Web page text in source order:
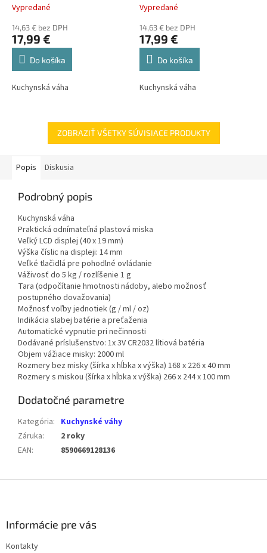
Vypredané
14,63 € bez DPH
17,99 €
Do košíka
Kuchynská váha
Vypredané
14,63 € bez DPH
17,99 €
Do košíka
Kuchynská váha
ZOBRAZIŤ VŠETKY SÚVISIACE PRODUKTY
Popis Diskusia
Podrobný popis
Kuchynská váha
Praktická odnímateľná plastová miska
Veľký LCD displej (40 x 19 mm)
Výška číslic na displeji: 14 mm
Veľké tlačidlá pre pohodlné ovládanie
Váživosť do 5 kg / rozlíšenie 1 g
Tara (odpočítanie hmotnosti nádoby, alebo možnosť
postupného dovažovania)
Možnosť voľby jednotiek (g / ml / oz)
Indikácia slabej batérie a preťaženia
Automatické vypnutie pri nečinnosti
Dodávané príslušenstvo: 1x 3V CR2032 lítiová batéria
Objem vážiace misky: 2000 ml
Rozmery bez misky (šírka x hĺbka x výška) 168 x 226 x 40 mm
Rozmery s miskou (šírka x hĺbka x výška) 266 x 244 x 100 mm
Dodatočné parametre
Kategória: Kuchynské váhy
Záruka:
2 roky
EAN: 8590669128136
Informácie pre vás
Kontakty